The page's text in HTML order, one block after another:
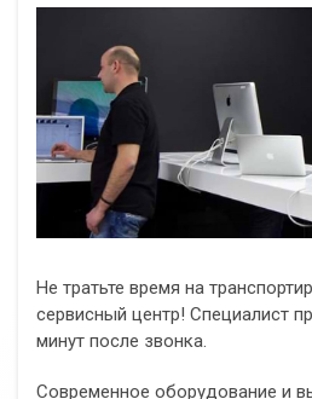
Не тратьте время на
сервисный центр! Специалист
минут после звонка.
Современное оборудование и